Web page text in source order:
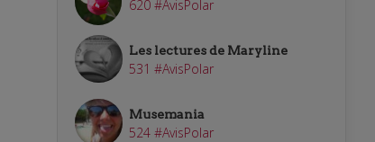
620 #AvisPolar
Les lectures de Maryline
531 #AvisPolar
Musemania
524 #AvisPolar